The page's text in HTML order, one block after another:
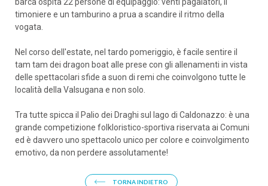
timoniere e un tamburino a prua a scandire il ritmo della
vogata.
Nel corso dell'estate, nel tardo pomeriggio, è facile sentire il
tam tam dei dragon boat alle prese con gli allenamenti in vista
delle spettacolari sfide a suon di remi che coinvolgono tutte le
località della Valsugana e non solo.
Tra tutte spicca il Palio dei Draghi sul lago di Caldonazzo: è una
grande competizione folkloristico-sportiva riservata ai Comuni
ed è davvero uno spettacolo unico per colore e coinvolgimento
emotivo, da non perdere assolutamente!
TORNA INDIETRO